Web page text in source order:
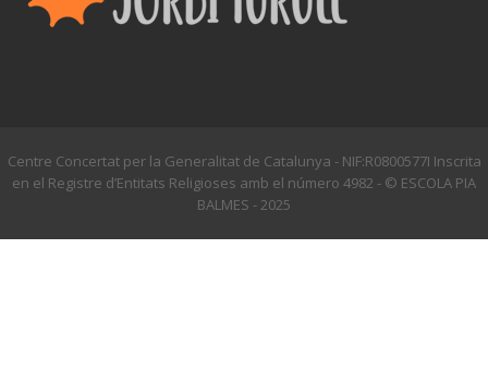
Centre Concertat per la Generalitat de Catalunya - NIF:R0800577I Inscrita
en el Registre d’Entitats Religioses amb el número 4982 - © ESCOLA PIA
BALMES - 2025